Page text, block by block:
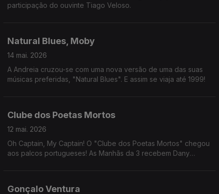
participação do ouvinte Tiago Veloso.
Natural Blues, Moby
14 mai. 2026
A Andreia cruzou-se com uma nova versão de uma das suas
músicas preferidas, "Natural Blues". E assim se viaja até 1999!
Clube dos Poetas Mortos
12 mai. 2026
Oh Captain, My Captain! O "Clube dos Poetas Mortos" chegou
aos palcos portugueses! As Manhãs da 3 recebem Dany
Gonçalo Ventura